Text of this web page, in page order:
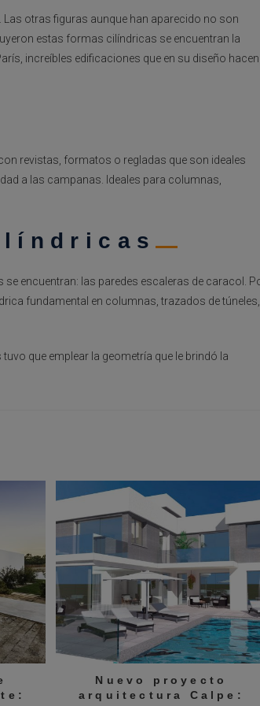
otras figuras aunque han aparecido no son
estas formas cilíndricas se encuentran la
increíbles edificaciones que en su diseño hacen
revistas, formatos o regladas que son ideales
a las campanas. Ideales para columnas,
encuentran: las paredes escaleras de caracol.
fundamental en columnas, trazados de túneles,
que emplear la geometría que le brindó la
Nuevo proyecto
arquitectura Calpe: